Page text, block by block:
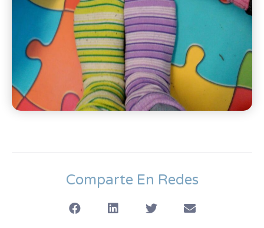
Comparte En Redes